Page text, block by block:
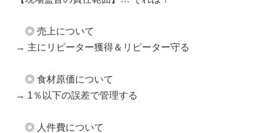
◎ 売上について
→ 主にリピーター獲得＆リピーター守る
◎ 食材原価について
→ 1％以下の誤差で管理する
◎ 人件費について